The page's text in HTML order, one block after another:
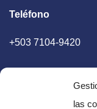
las
Teléfono
+503 7104-9420